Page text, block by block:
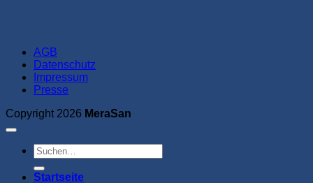
AGB
Datenschutz
Impressum
Presse
Copyright 2026 MeraSan
Suchen
nach:
Startseite